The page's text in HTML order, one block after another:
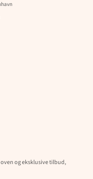
og eksklusive tilbud,